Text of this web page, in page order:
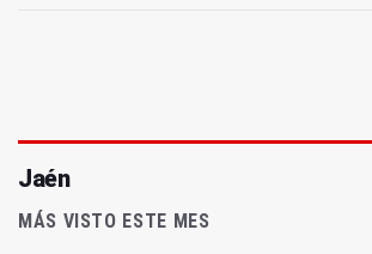
Jaén
MÁS VISTO ESTE MES